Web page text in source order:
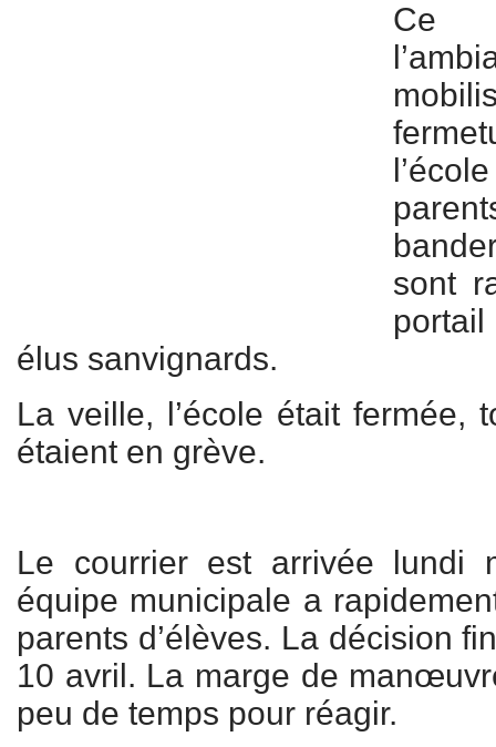
Ce
sont
élus sanvignards.
La veille, l’école était fermée,
étaient en grève.
Le courrier est arrivée lundi
équipe municipale a
parents d’élèves. La décision
10 avril. La marge de
peu de temps pour réagir.